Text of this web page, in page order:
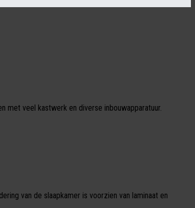
met veel kastwerk en diverse inbouwapparatuur.
van de slaapkamer is voorzien van laminaat en